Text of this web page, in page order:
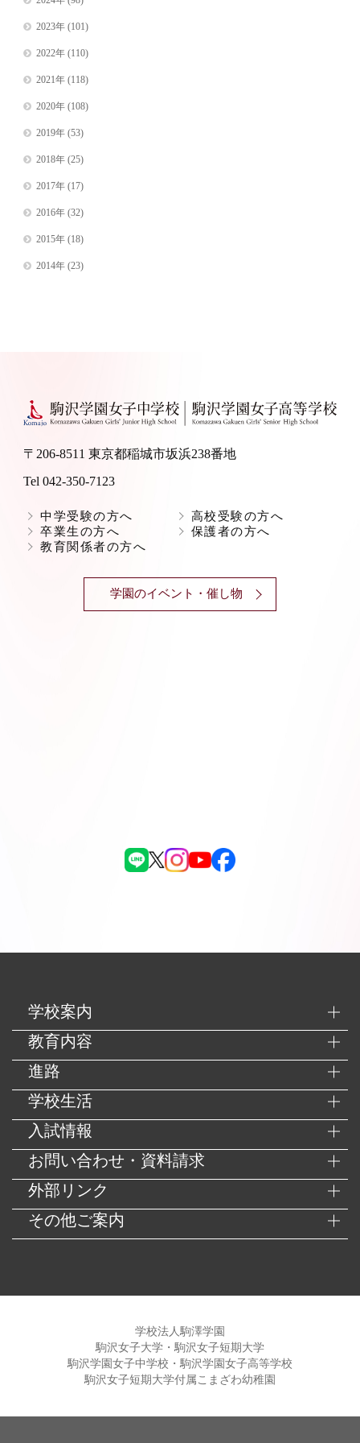
2023年(101)
2022年(110)
2021年(118)
2020年(108)
2019年(53)
2018年(25)
2017年(17)
2016年(32)
2015年(18)
2014年(23)
〒206-8511 東京都稲城市坂浜238番地
Tel 042-350-7123
中学受験の方へ
高校受験の方へ
卒業生の方へ
保護者の方へ
教育関係者の方へ
学園のイベント・催し物
学校案内
教育内容
進路
学校生活
入試情報
お問い合わせ・資料請求
外部リンク
その他ご案内
学校法人駒澤学園
駒沢女子大学・駒沢女子短期大学
駒沢学園女子中学校・駒沢学園女子高等学校
駒沢女子短期大学付属こまざわ幼稚園